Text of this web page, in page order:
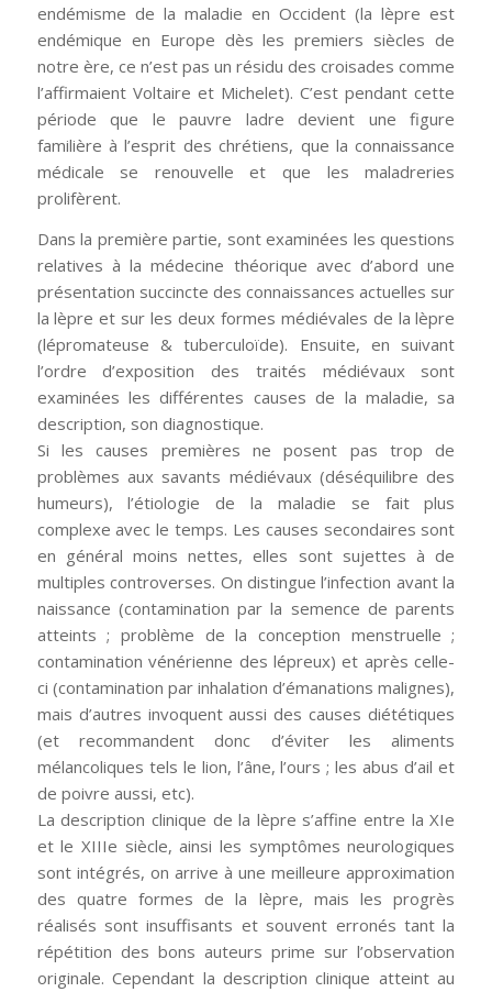
endémisme de la maladie en Occident (la lèpre est
endémique en Europe dès les premiers siècles de
notre ère, ce n’est pas un résidu des croisades comme
l’affirmaient Voltaire et Michelet). C’est pendant cette
période que le pauvre ladre devient une figure
familière à l’esprit des chrétiens, que la connaissance
médicale se renouvelle et que les maladreries
prolifèrent.
Dans la première partie, sont examinées les questions
relatives à la médecine théorique avec d’abord une
présentation succincte des connaissances actuelles sur
la lèpre et sur les deux formes médiévales de la lèpre
(lépromateuse & tuberculoïde). Ensuite, en suivant
l’ordre d’exposition des traités médiévaux sont
examinées les différentes causes de la maladie, sa
description, son diagnostique.
Si les causes premières ne posent pas trop de
problèmes aux savants médiévaux (déséquilibre des
humeurs), l’étiologie de la maladie se fait plus
complexe avec le temps. Les causes secondaires sont
en général moins nettes, elles sont sujettes à de
multiples controverses. On distingue l’infection avant la
naissance (contamination par la semence de parents
atteints ; problème de la conception menstruelle ;
contamination vénérienne des lépreux) et après celle-
ci (contamination par inhalation d’émanations malignes),
mais d’autres invoquent aussi des causes diététiques
(et recommandent donc d’éviter les aliments
mélancoliques tels le lion, l’âne, l’ours ; les abus d’ail et
de poivre aussi, etc).
La description clinique de la lèpre s’affine entre la XIe
et le XIIIe siècle, ainsi les symptômes neurologiques
sont intégrés, on arrive à une meilleure approximation
des quatre formes de la lèpre, mais les progrès
réalisés sont insuffisants et souvent erronés tant la
répétition des bons auteurs prime sur l’observation
originale. Cependant la description clinique atteint au